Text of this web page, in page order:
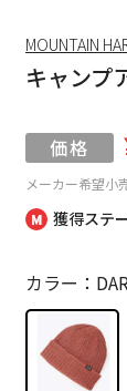
獲得ステ
キャンプ
メーカー希望小
カラー：
MOUNTAIN